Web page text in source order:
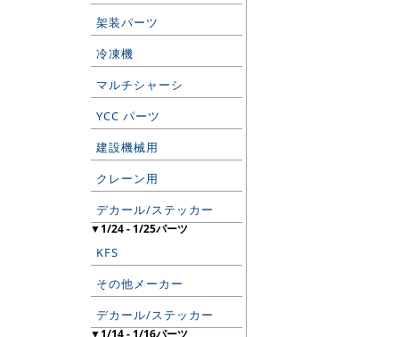
架装パーツ
冷凍機
マルチシャーシ
YCC パーツ
建設機械用
クレーン用
デカール/ステッカー
▼1/24 - 1/25パーツ
KFS
その他メーカー
デカール/ステッカー
▼1/14 - 1/16パーツ